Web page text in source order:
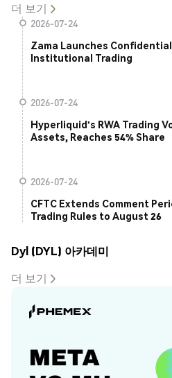
더 보기
2026-07-24
Zama Launches
Institutional Trading
2026-07-24
Hyperliquid's RWA Trading
Assets, Reaches 54% Share
2026-07-24
CFTC Extends Comment
Trading Rules to August 26
Dyl (DYL) 아카데미
더 보기